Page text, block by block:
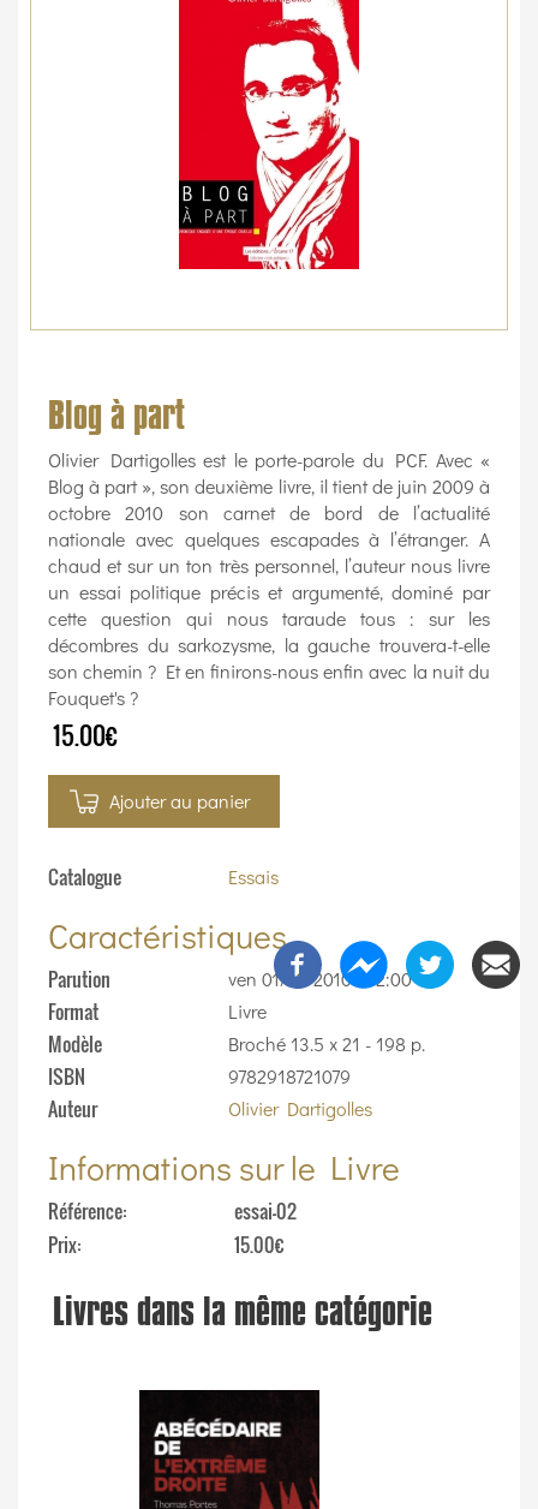
Blog à part
Olivier Dartigolles est le porte-parole du PCF. Avec «
Blog à part », son deuxième livre, il tient de juin 2009 à
octobre 2010 son carnet de bord de l’actualité
nationale avec quelques escapades à l’étranger. A
chaud et sur un ton très personnel, l’auteur nous livre
un essai politique précis et argumenté, dominé par
cette question qui nous taraude tous : sur les
décombres du sarkozysme, la gauche trouvera-t-elle
son chemin ? Et en finirons-nous enfin avec la nuit du
Fouquet's ?
15.00€
Ajouter au panier
Catalogue Essais
Caractéristiques
Parution ven 01/10/2010 - 12:00
Format Livre
Modèle Broché 13.5 x 21 - 198 p.
ISBN 9782918721079
Auteur Olivier Dartigolles
Informations sur le Livre
Référence
essai-02
Prix
15.00€
Livres dans la même catégorie